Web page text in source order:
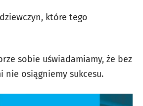
które tego
sobie uświadamiamy, że bez
osiągniemy sukcesu.